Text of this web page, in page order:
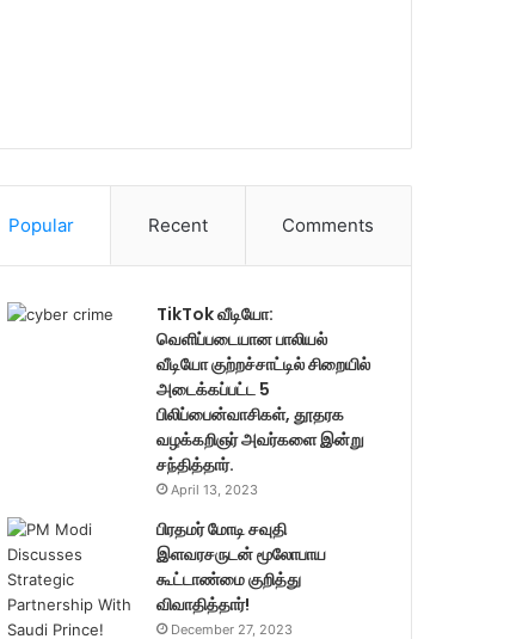
Popular Recent Comments
TikTok வீடியோ:
வெளிப்படையான பாலியல்
வீடியோ குற்றச்சாட்டில் சிறையில்
அடைக்கப்பட்ட 5
பிலிப்பைன்வாசிகள், தூதரக
வழக்கறிஞர் அவர்களை இன்று
சந்தித்தார்.
April 13, 2023
பிரதமர் மோடி சவுதி
இளவரசருடன் மூலோபாய
கூட்டாண்மை குறித்து
விவாதித்தார்!
December 27, 2023